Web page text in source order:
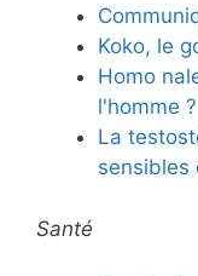
Koko, le
Homo
l'homme ?
La
sensibles
Santé